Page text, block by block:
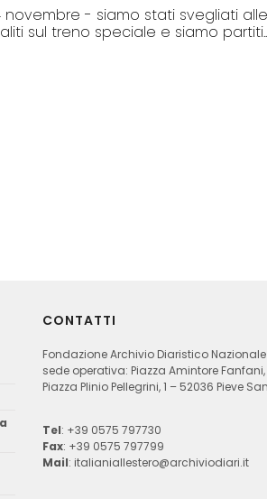
novembre - siamo stati svegliati alle
sul treno speciale e siamo
CONTATTI
Fondazione Archivio Diaristico
sede operativa: Piazza Amintore
Piazza Plinio Pellegrini, 1 – 52036 Pieve
Tel: +39 0575 797730
Fax: +39 0575 797799
Mail: italianiallestero@archiviodiari.it